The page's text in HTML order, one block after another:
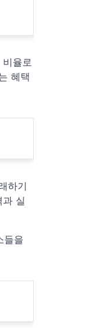
율로
혜택
하기
실
들을